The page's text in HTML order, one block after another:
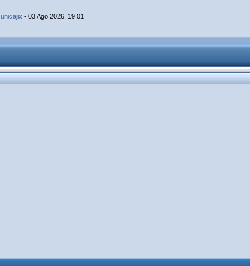
unicajix - 03 Ago 2026, 19:01